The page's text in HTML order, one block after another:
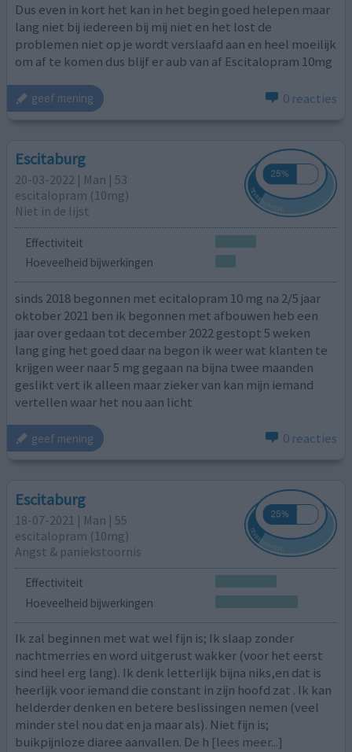
Dus even in kort het kan in het begin goed helepen maar
lang niet bij iedereen bij mij niet en het lost de
problemen niet op je wordt verslaafd aan en heel moeilijk
om af te komen dus blijf er aub van af Escitalopram 10mg
geef mening 0 reacties
Escitaburg
20-03-2022 | Man | 53
escitalopram (10mg)
Niet in de lijst
Effectiviteit
Hoeveelheid bijwerkingen
sinds 2018 begonnen met ecitalopram 10 mg na 2/5 jaar
oktober 2021 ben ik begonnen met afbouwen heb een
jaar over gedaan tot december 2022 gestopt 5 weken
lang ging het goed daar na begon ik weer wat klanten te
krijgen weer naar 5 mg gegaan na bijna twee maanden
geslikt vert ik alleen maar zieker van kan mijn iemand
vertellen waar het nou aan licht
geef mening 0 reacties
Escitaburg
18-07-2021 | Man | 55
escitalopram (10mg)
Angst & paniekstoornis
Effectiviteit
Hoeveelheid bijwerkingen
Ik zal beginnen met wat wel fijn is; Ik slaap zonder
nachtmerries en word uitgerust wakker (voor het eerst
sind heel erg lang). Ik denk letterlijk bijna niks,en dat is
heerlijk voor iemand die constant in zijn hoofd zat . Ik kan
helderder denken en betere beslissingen nemen (veel
minder stel nou dat en ja maar als). Niet fijn is;
buikpijnloze diaree aanvallen. De h [lees meer...]